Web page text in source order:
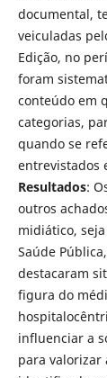
documental,
veiculadas
Edição, no
foram
conteúdo em
categorias,
quando se
entrevistados
Resultados:
outros
midiático,
Saúde
destacaram
figura do
influenciar a
para valorizar